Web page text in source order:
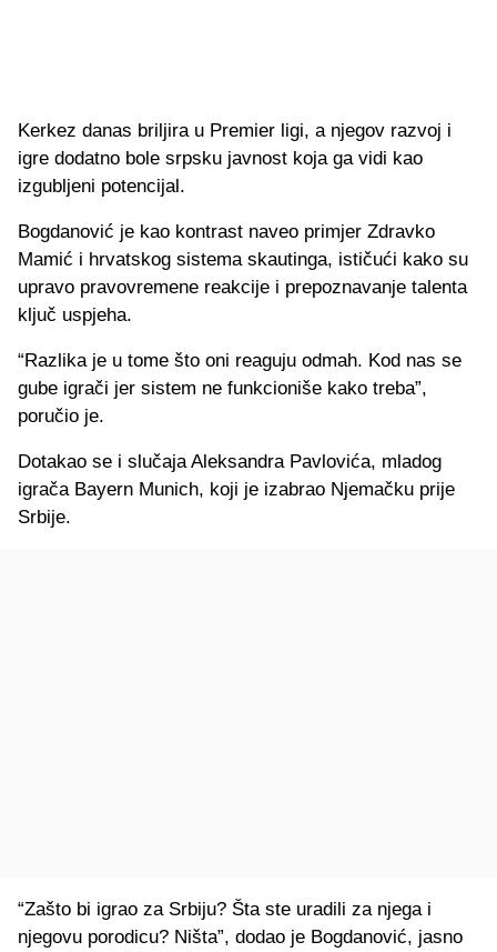
Kerkez danas briljira u Premier ligi, a njegov razvoj i
igre dodatno bole srpsku javnost koja ga vidi kao
izgubljeni potencijal.
Bogdanović je kao kontrast naveo primjer Zdravko
Mamić i hrvatskog sistema skautinga, ističući kako su
upravo pravovremene reakcije i prepoznavanje talenta
ključ uspjeha.
“Razlika je u tome što oni reaguju odmah. Kod nas se
gube igrači jer sistem ne funkcioniše kako treba”,
poručio je.
Dotakao se i slučaja Aleksandra Pavlovića, mladog
igrača Bayern Munich, koji je izabrao Njemačku prije
Srbije.
“Zašto bi igrao za Srbiju? Šta ste uradili za njega i
njegovu porodicu? Ništa”, dodao je Bogdanović, jasno